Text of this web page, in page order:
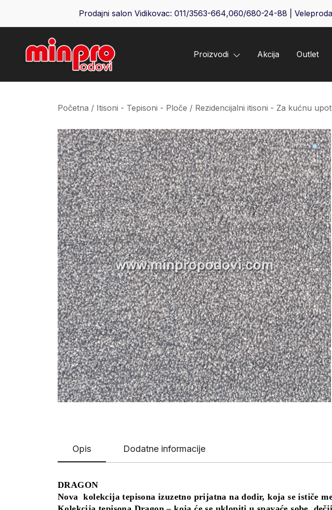
Prodajni salon Vidikovac: 011/3563-664,060/680-24-88 |
Minpro podovi
Proizvodi Akcija Outlet
Početna / Itisoni - Tepisoni - Ploče / Rezidencijalni itisoni - Za kućnu
Opis Dodatne informacije
DRAGON
Nova kolekcija tepisona izuzetno prijatna na dodir, koja se ističe